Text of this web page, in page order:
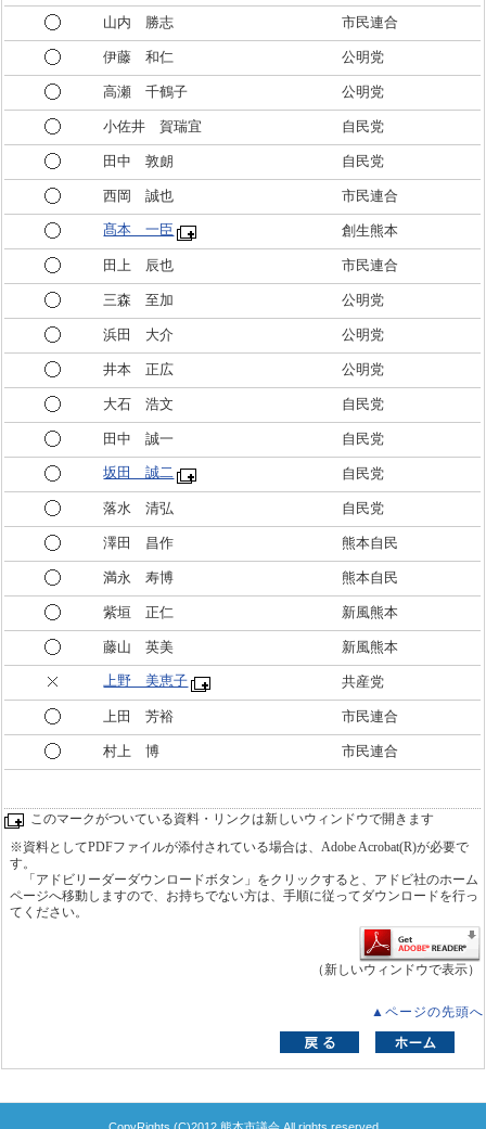
山内 勝志 市民連合
伊藤 和仁 公明党
高瀬 千鶴子 公明党
小佐井 賀瑞宜 自民党
田中 敦朗 自民党
西岡 誠也 市民連合
髙本 一臣 創生熊本
田上 辰也 市民連合
三森 至加 公明党
浜田 大介 公明党
井本 正広 公明党
大石 浩文 自民党
田中 誠一 自民党
坂田 誠二 自民党
落水 清弘 自民党
澤田 昌作 熊本自民
満永 寿博 熊本自民
紫垣 正仁 新風熊本
藤山 英美 新風熊本
上野 美恵子 共産党
上田 芳裕 市民連合
村上 博 市民連合
このマークがついている資料・リンクは新しいウィンドウで開きます
※資料としてPDFファイルが添付されている場合は、Adobe Acrobat(R)が必要で
す。
「アドビリーダーダウンロードボタン」をクリックすると、アドビ社のホーム
ページへ移動しますので、お持ちでない方は、手順に従ってダウンロードを行っ
てください。
（新しいウィンドウで表示）
▲ページの先頭へ